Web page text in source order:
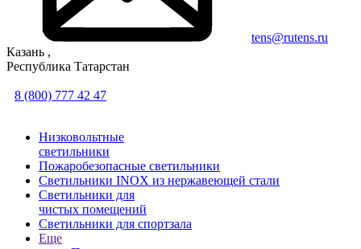
tens@rutens.ru
Казань ,
Республика Татарстан
8 (800) 777 42 47
Низковольтные
светильники
Пожаробезопасные светильники
Светильники INOX из нержавеющей стали
Светильники для
чистых помещений
Светильники для спортзала
Еще